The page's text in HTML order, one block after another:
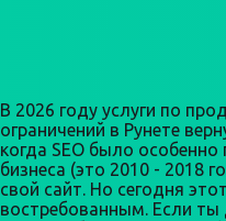
В 2026 году услуги по
ограничений в Рунете
когда SEO было
бизнеса (это 2010 - 2018
свой сайт. Но сегодня
востребованным. Если ты